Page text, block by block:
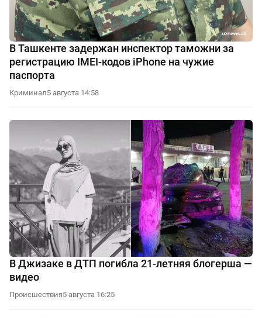
В Ташкенте задержан инспектор таможни за
регистрацию IMEI-кодов iPhone на чужие
паспорта
Криминал5 августа 14:58
В Джизаке в ДТП погибла 21-летняя блогерша —
видео
Происшествия5 августа 16:25